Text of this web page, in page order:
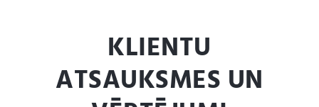
KLIENTU
ATSAUKSMES UN